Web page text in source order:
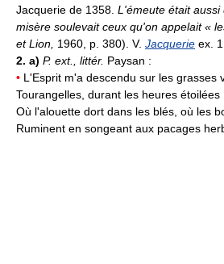
Jacquerie de 1358. L'émeute était aussi
misère soulevait ceux qu'on appelait «
et Lion, 1960, p. 380). V. Jacquerie ex. 1.
2. a) P. ext., littér. Paysan :
• L'Esprit m'a descendu sur les grasses
Tourangelles, durant les heures étoilées
Où l'alouette dort dans les blés, où les
Ruminent en songeant aux pacages